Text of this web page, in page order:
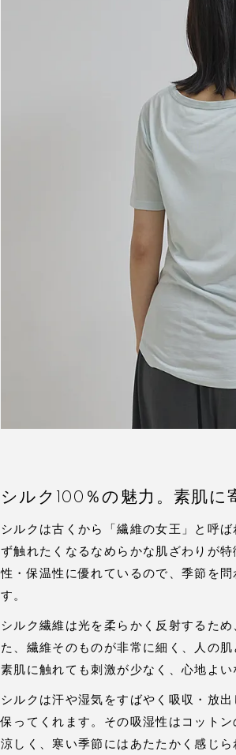
シルク100％の魅力。素肌に
シルクは古くから「繊維の女王」と呼
ず触れたくなるなめらかな肌ざわりが
性・保温性に優れているので、季節を
す。
シルク繊維は光を柔らかく反射するた
た、繊維そのものが非常に細く、人の
素肌に触れても刺激が少なく、心地よい
シルクは汗や湿気をすばやく吸収・放
保ってくれます。その吸湿性はコットン
涼しく、寒い季節にはあたたかく感じ